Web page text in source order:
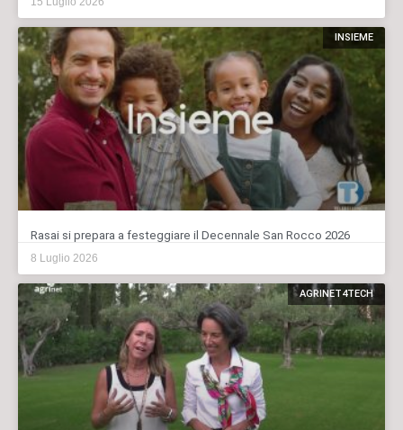
INSIEME
Rasai si prepara a festeggiare il Decennale San Rocco 2026
8 Luglio 2026
AGRINET4TECH